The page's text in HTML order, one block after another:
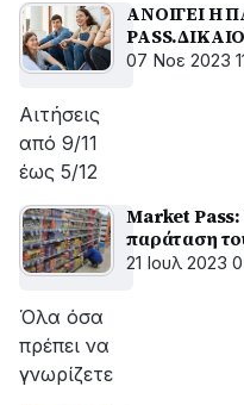
ΑΝΟΙΓΕΙ Η
07 Νοε 2023
Αιτήσεις
από 9/11
έως 5/12
Market Pass:
παράταση
21 Ιουλ 2023
Όλα όσα
πρέπει να
γνωρίζετε